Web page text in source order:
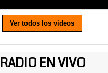
Ver todos los videos
RADIO EN VIVO